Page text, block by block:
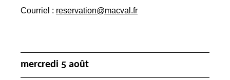
Courriel : reservation@macval.fr
mercredi 5 août